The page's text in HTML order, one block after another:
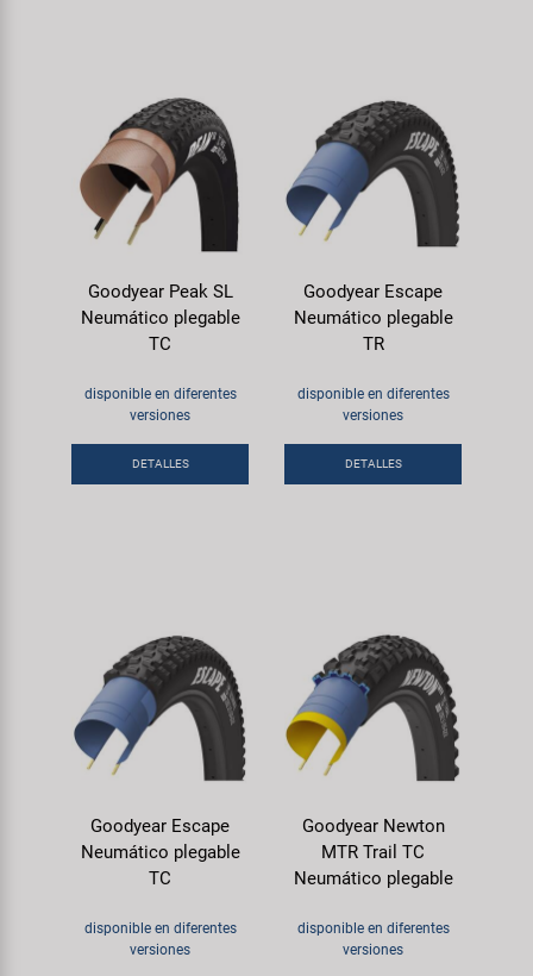
Goodyear Peak SL
Neumático plegable
TC
disponible en diferentes
versiones
DETALLES
Goodyear Escape
Neumático plegable
TR
disponible en diferentes
versiones
DETALLES
Goodyear Escape
Neumático plegable
TC
disponible en diferentes
versiones
Goodyear Newton
MTR Trail TC
Neumático plegable
disponible en diferentes
versiones